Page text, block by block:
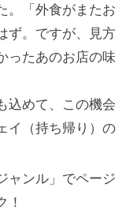
。「外食がまたお
ず。ですが、見方
ったあのお店の味
込めて、この機会
イ（持ち帰り）の
ャンル」でページ
！